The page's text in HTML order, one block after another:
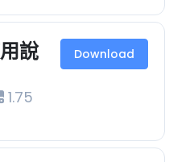
說
1.75
Download